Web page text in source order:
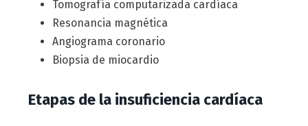
Tomografía computarizada cardíaca
Resonancia magnética
Angiograma coronario
Biopsia de miocardio
Etapas de la insuficiencia cardíaca